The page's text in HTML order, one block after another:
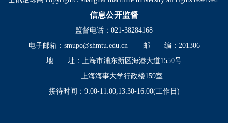
信息公开监督
监督电话：021-38284168
电子邮箱： smupo@shmtu.edu.cn
邮 编：201306
地 址：上海市浦东新区海港大道1550号
上海海事大学行政楼159室
接待时间：9:00-11:00,13:30-16:00(工作日)